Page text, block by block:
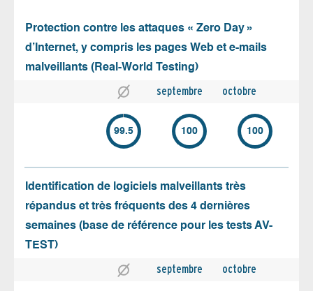
Protection contre les attaques « Zero Day »
d’Internet, y compris les pages Web et e-mails
malveillants (Real-World Testing)
septembre octobre
99.5 100 100
Identification de logiciels malveillants très
répandus et très fréquents des 4 dernières
semaines (base de référence pour les tests AV-
TEST)
septembre octobre